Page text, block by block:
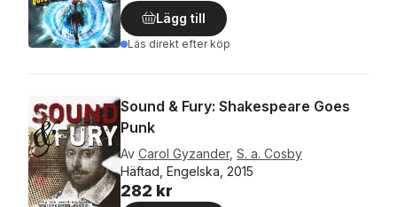
Lägg till
Läs direkt efter köp
Sound & Fury: Shakespeare Goes
Punk
Av Carol Gyzander, S. a. Cosby
Häftad, Engelska, 2015
282 kr